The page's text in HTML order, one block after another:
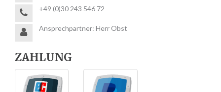
+49 (0)30 243 546 72
Ansprechpartner: Herr Obst
ZAHLUNG